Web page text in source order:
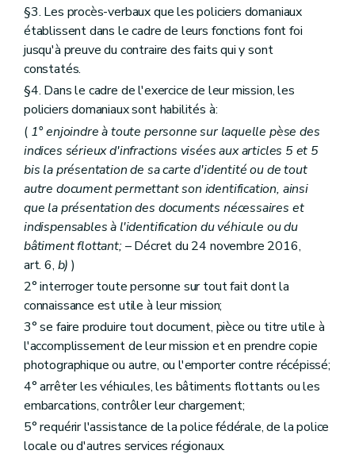
§3. Les procès-verbaux que les policiers domaniaux
établissent dans le cadre de leurs fonctions font foi
jusqu'à preuve du contraire des faits qui y sont
constatés.
§4. Dans le cadre de l'exercice de leur mission, les
policiers domaniaux sont habilités à:
( 1° enjoindre à toute personne sur laquelle pèse des
indices sérieux d'infractions visées aux articles 5 et 5
bis la présentation de sa carte d'identité ou de tout
autre document permettant son identification, ainsi
que la présentation des documents nécessaires et
indispensables à l'identification du véhicule ou du
bâtiment flottant;– Décret du 24 novembre 2016,
art. 6, b) )
2° interroger toute personne sur tout fait dont la
connaissance est utile à leur mission;
3° se faire produire tout document, pièce ou titre utile à
l'accomplissement de leur mission et en prendre copie
photographique ou autre, ou l'emporter contre récépissé;
4° arrêter les véhicules, les bâtiments flottants ou les
embarcations, contrôler leur chargement;
5° requérir l'assistance de la police fédérale, de la police
locale ou d'autres services régionaux.